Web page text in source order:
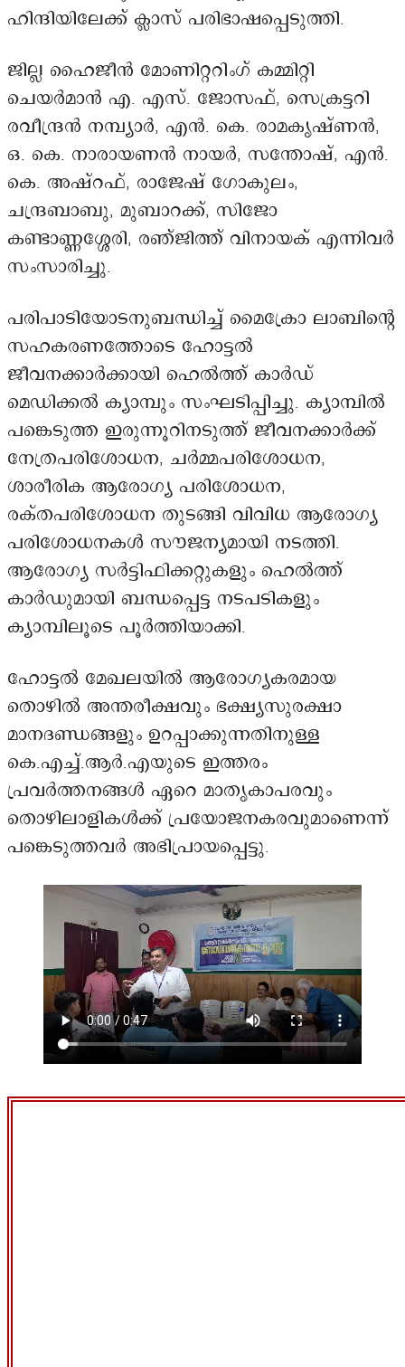
ഹിന്ദിയിലേക്ക് ക്ലാസ് പരിഭാഷപ്പെടുത്തി.
ജില്ല ഹൈജീൻ മോണിറ്ററിംഗ് കമ്മിറ്റി
ചെയർമാൻ എ. എസ്. ജോസഫ്, സെക്രട്ടറി
രവീന്ദ്രൻ നമ്പ്യാർ, എൻ. കെ. രാമകൃഷ്ണൻ,
ഒ. കെ. നാരായണൻ നായർ, സന്തോഷ്, എൻ.
കെ. അഷ്റഫ്, രാജേഷ് ഗോകുലം,
ചന്ദ്രബാബു, മുബാറക്ക്, സിജോ
കണ്ടാണ്ണശ്ശേരി, രഞ്ജിത്ത് വിനായക് എന്നിവർ
സംസാരിച്ചു.
പരിപാടിയോടനുബന്ധിച്ച് മൈക്രോ ലാബിന്റെ
സഹകരണത്തോടെ ഹോട്ടൽ
ജീവനക്കാർക്കായി ഹെൽത്ത് കാർഡ്
മെഡിക്കൽ ക്യാമ്പും സംഘടിപ്പിച്ചു. ക്യാമ്പിൽ
പങ്കെടുത്ത ഇരുന്നൂറിനടുത്ത് ജീവനക്കാർക്ക്
നേത്രപരിശോധന, ചർമ്മപരിശോധന,
ശാരീരിക ആരോഗ്യ പരിശോധന,
രക്തപരിശോധന തുടങ്ങി വിവിധ ആരോഗ്യ
പരിശോധനകൾ സൗജന്യമായി നടത്തി.
ആരോഗ്യ സർട്ടിഫിക്കറ്റുകളും ഹെൽത്ത്
കാർഡുമായി ബന്ധപ്പെട്ട നടപടികളും
ക്യാമ്പിലൂടെ പൂർത്തിയാക്കി.
ഹോട്ടൽ മേഖലയിൽ ആരോഗ്യകരമായ
തൊഴിൽ അന്തരീക്ഷവും ഭക്ഷ്യസുരക്ഷാ
മാനദണ്ഡങ്ങളും ഉറപ്പാക്കുന്നതിനുള്ള
കെ.എച്ച്.ആർ.എയുടെ ഇത്തരം
പ്രവർത്തനങ്ങൾ ഏറെ മാതൃകാപരവും
തൊഴിലാളികൾക്ക് പ്രയോജനകരവുമാണെന്ന്
പങ്കെടുത്തവർ അഭിപ്രായപ്പെട്ടു.